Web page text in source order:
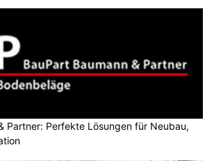
Partner: Perfekte Lösungen für Neubau,